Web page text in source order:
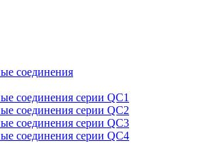
соединения
соединения серии QC1
соединения серии QC2
соединения серии QC3
соединения серии QC4